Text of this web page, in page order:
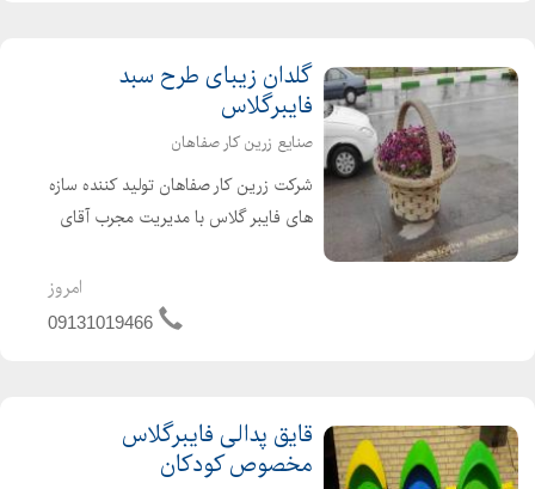
گلدان زیبای طرح سبد
فایبرگلاس
صنایع زرین کار صفاهان
شرکت زرین کار صفاهان تولید کننده سازه
های فایبر گلاس با مدیریت مجرب آقای
فایبرگلاس طرح سبد با کیفیت و به روز
امروز
09131019466
قایق پدالی فایبرگلاس
مخصوص کودکان